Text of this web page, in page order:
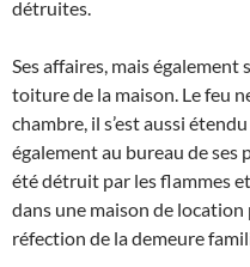
détruites.
Ses affaires, mais
toiture de la maison. Le feu
chambre, il s’est aussi
également au bureau de ses
été détruit par les flammes
dans une maison de
réfection de la demeure